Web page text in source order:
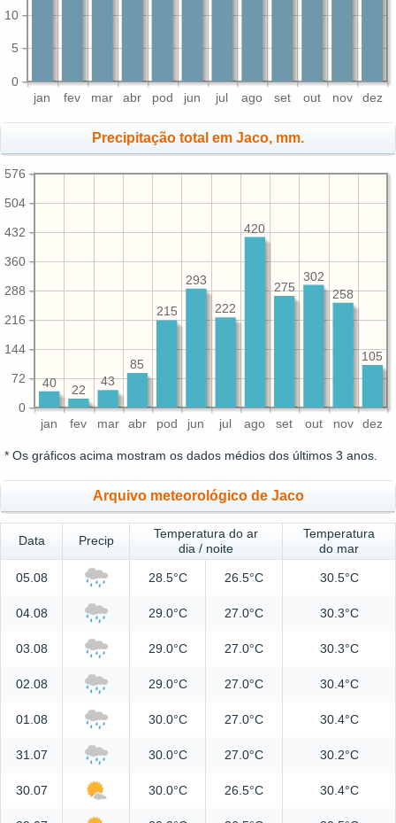
jan fev mar abr pod jun jul ago set out nov dez
0
5
10
Precipitação total em Jaco, mm.
jan fev mar abr pod jun jul ago set out nov dez
0
72
144
216
288
360
432
504
576
105
258
302
275
420
222
293
215
85
43
22
40
* Os gráficos acima mostram os dados médios dos últimos 3 anos.
Arquivo meteorológico de Jaco
Data Precip
Temperatura do ar
dia / noite
Temperatura
do mar
05.08 28.5°C 26.5°C 30.5°C
04.08 29.0°C 27.0°C 30.3°C
03.08 29.0°C 27.0°C 30.3°C
02.08 29.0°C 27.0°C 30.4°C
01.08 30.0°C 27.0°C 30.4°C
31.07 30.0°C 27.0°C 30.2°C
30.07 30.0°C 26.5°C 30.4°C